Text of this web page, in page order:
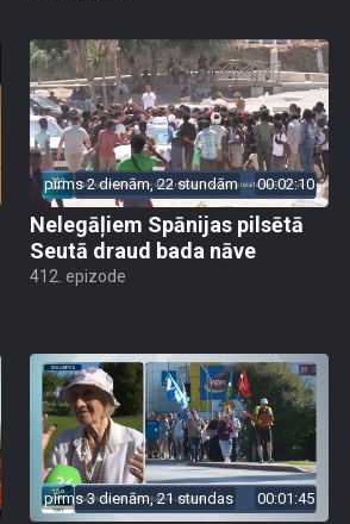
pirms 2 dienām, 22 stundām 00:02:10
Nelegāļiem Spānijas pilsētā
Seutā draud bada nāve
412. epizode
pirms 3 dienām, 21 stundas 00:01:45